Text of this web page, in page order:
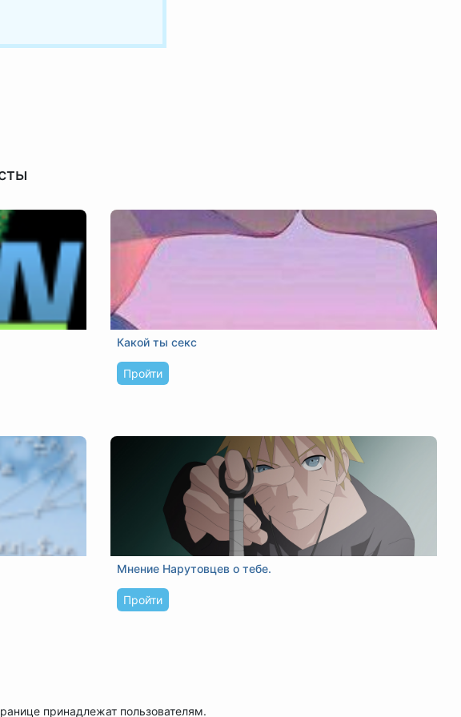
Какой ты секс
Пройти
Мнение Нарутовцев о тебе.
Пройти
принадлежат пользователям.